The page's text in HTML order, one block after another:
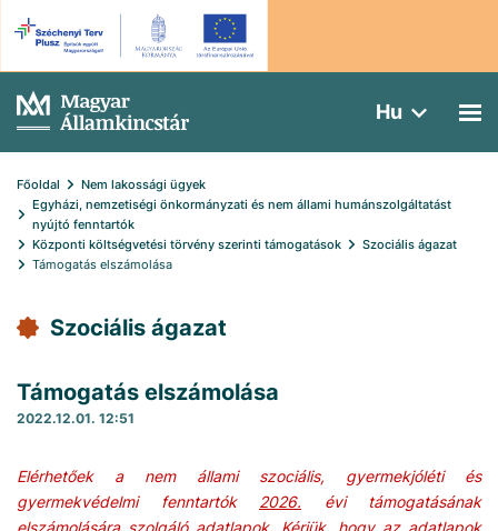
Hu
Főoldal
Nem lakossági ügyek
Egyházi, nemzetiségi önkormányzati és nem állami humánszolgáltatást
nyújtó fenntartók
Központi költségvetési törvény szerinti támogatások
Szociális ágazat
Támogatás elszámolása
Szociális ágazat
Támogatás elszámolása
2022.12.01. 12:51
Elérhetőek a nem állami szociális, gyermekjóléti és
gyermekvédelmi fenntartók 2026. évi támogatásának
elszámolására szolgáló adatlapok. Kérjük, hogy az adatlapok